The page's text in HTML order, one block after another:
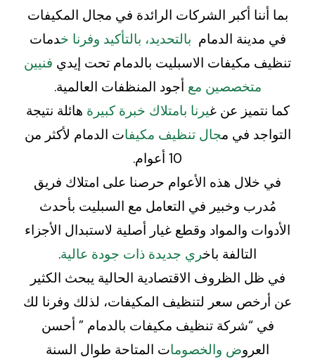
بما أننا أكبر الشركات الرائدة في مجال المكيفات
في مدينة الدمام بالتحديد، بالتأكيد وفرنا خدمات
تنظيف مكيفات الاسبليت بالدمام تحت إيدي فنيين
متخصصين مع أجود المنظفات العالمية.
كما نتميز عن غيرنا بامتلاك خبرة كبيرة هائلة نتيجة
التواجد في مجال تنظيف مكيفات الدمام لأكثر من
10 أعوام.
في خلال هذه الأعوام حرصنا على امتلاك فريق
مُدرب وخبير في التعامل مع السبليت بأحدث
الأدوات والمواد وقطع غيار أصلية لاستبدال الأجزاء
التالفة باخري جديدة ذات جودة عالية.
في ظل الظروف الاقتصادية الحالية يبحث الكثير
عن أرخص سعر لتنظيف المكيفات، لذلك وفرنا لك
في “شركة تنظيف مكيفات بالدمام ” أحسن
العروض والخصومات المتاحة طوال السنة